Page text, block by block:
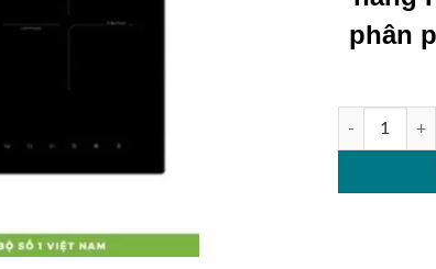
phân
Bếp từ Faster